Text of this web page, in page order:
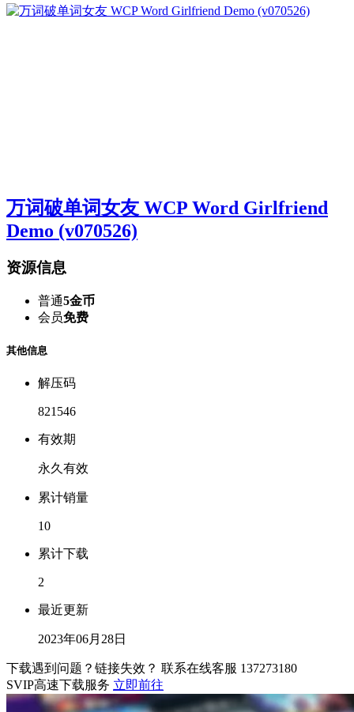
万词破单词女友 WCP Word Girlfriend
Demo (v070526)
资源信息
普通5金币
会员免费
其他信息
解压码
821546
有效期
永久有效
累计销量
10
累计下载
2
最近更新
2023年06月28日
下载遇到问题？链接失效？ 联系在线客服 137273180
SVIP高速下载服务 立即前往